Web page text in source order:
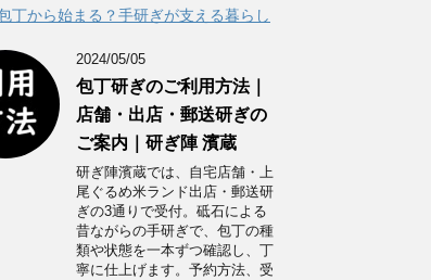
丁から始まる？手研ぎが支える暮らし
2024/05/05
包丁研ぎのご利用方法｜
店舗・出店・郵送研ぎの
ご案内｜研ぎ陣 濱蔵
研ぎ陣濱蔵では、自宅店舗・上
尾ぐるめ米ランド出店・郵送研
ぎの3通りで受付。砥石による
昔ながらの手研ぎで、包丁の種
類や状態を一本ずつ確認し、丁
寧に仕上げます。予約方法、受